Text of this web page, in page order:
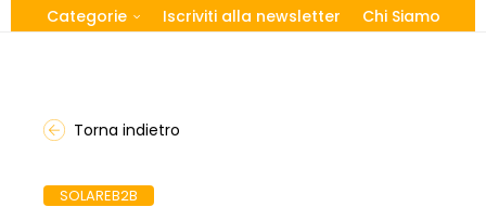
Categorie Iscriviti alla newsletter Chi Siamo
Torna indietro
SOLAREB2B